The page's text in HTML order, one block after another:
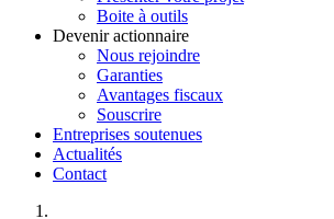
Boite à outils
Devenir actionnaire
Nous rejoindre
Garanties
Avantages fiscaux
Souscrire
Entreprises soutenues
Actualités
Contact